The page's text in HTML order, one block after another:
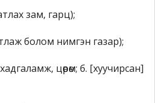
зам, гарц);
болом нимгэн газар);
цөөрөм; б. [хуучирсан]